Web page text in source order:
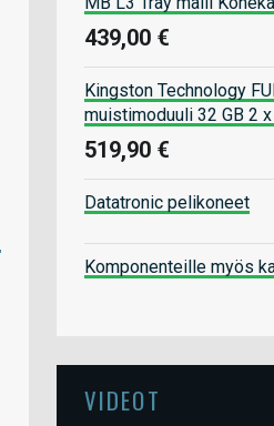
439,00 €
Kingston Technology
muistimoduuli 32 GB 2 x
519,90 €
Datatronic pelikoneet
Komponenteille myös
VIDEOT